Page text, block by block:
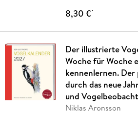
8,30 €*
Der illustrierte
Woche für Woche
kennenlernen.
durch das neue
und
Niklas Aronsson